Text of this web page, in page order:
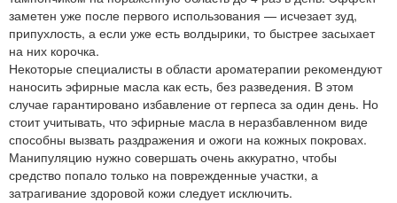
заметен уже после первого использования — исчезает зуд,
припухлость, а если уже есть волдырики, то быстрее засыхает
на них корочка.
Некоторые специалисты в области ароматерапии рекомендуют
наносить эфирные масла как есть, без разведения. В этом
случае гарантировано избавление от герпеса за один день. Но
стоит учитывать, что эфирные масла в неразбавленном виде
способны вызвать раздражения и ожоги на кожных покровах.
Манипуляцию нужно совершать очень аккуратно, чтобы
средство попало только на поврежденные участки, а
затрагивание здоровой кожи следует исключить.